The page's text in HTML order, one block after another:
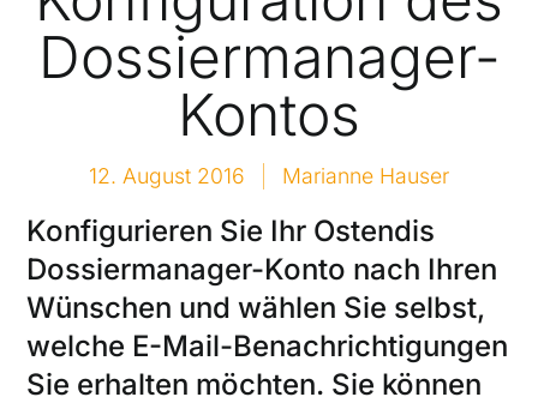
Dossiermanager-
Kontos
12. August 2016 Marianne Hauser
Konfigurieren Sie Ihr Ostendis
Dossiermanager-Konto nach Ihren
Wünschen und wählen Sie selbst,
welche E-Mail-Benachrichtigungen
Sie erhalten möchten. Sie können